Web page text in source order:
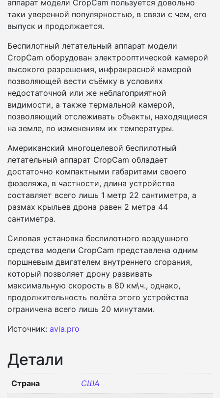
аппарат модели CropCam пользуется довольно
таки уверенной популярностью, в связи с чем, его
выпуск и продолжается.
Беспилотный летательный аппарат модели
CropCam оборудован электрооптической камерой
высокого разрешения, инфракрасной камерой
позволяющей вести съёмку в условиях
недостаточной или же неблагоприятной
видимости, а также термальной камерой,
позволяющий отслеживать объекты, находящиеся
на земле, по изменениям их температуры.
Американский многоцелевой беспилотный
летательный аппарат CropCam обладает
достаточно компактными габаритами своего
фюзеляжа, в частности, длина устройства
составляет всего лишь 1 метр 22 сантиметра, а
размах крыльев дрона равен 2 метра 44
сантиметра.
Силовая установка беспилотного воздушного
средства модели CropCam представлена одним
поршневым двигателем внутреннего сгорания,
который позволяет дрону развивать
максимальную скорость в 80 км\ч., однако,
продолжительность полёта этого устройства
ограничена всего лишь 20 минутами.
Источник: avia.pro
Детали
Страна США